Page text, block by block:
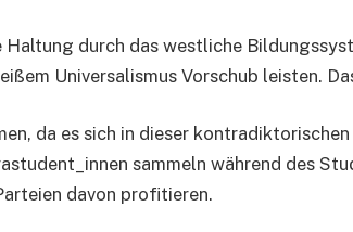
durch das westliche
Universalismus Vorschub leisten.
da es sich in dieser
sammeln während des
davon profitieren.